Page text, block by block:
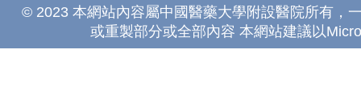
© 2023 本網站內容屬中國醫藥大學附設醫院所有，
或重製部分或全部內容 本網站建議以